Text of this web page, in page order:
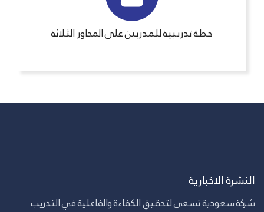
خطة تدريبية للمدربين على المحاور الثلاثة
النشرة الاخبارية
شركة سعودية تسعى لتحقيق الكفاءة والفاعلية في التدريب